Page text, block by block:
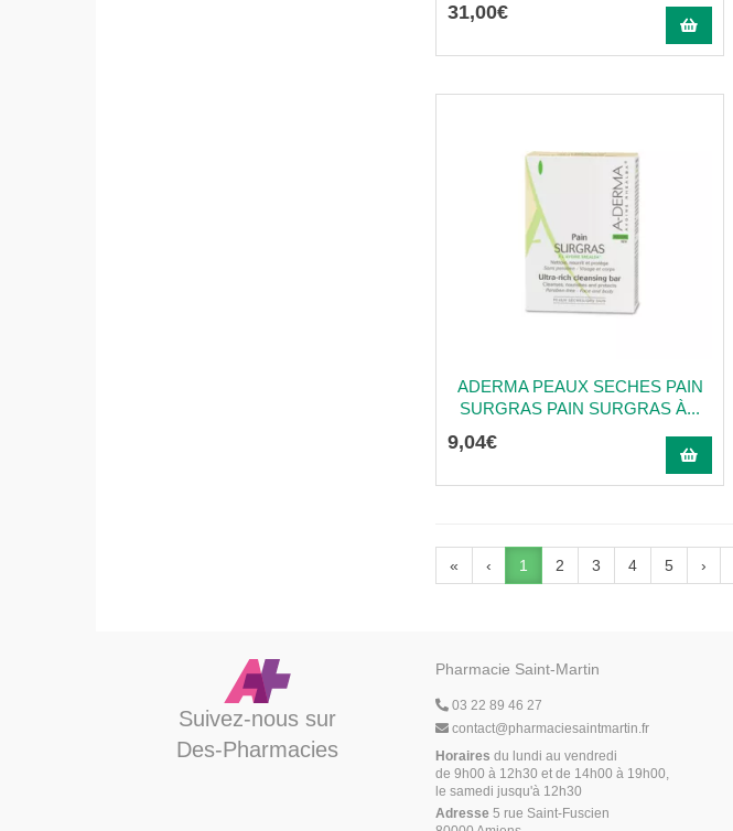
31,00€
ADERMA PEAUX SECHES PAIN
SURGRAS PAIN SURGRAS À...
9,04€
« ‹ 1 2 3 4 5 ›
Suivez-nous sur
Des-Pharmacies
Pharmacie Saint-Martin
03 22 89 46 27
contact@pharmaciesaintmartin.fr
Horaires du lundi au vendredi
de 9h00 à 12h30 et de 14h00 à 19h00,
le samedi jusqu'à 12h30
Adresse5 rue Saint-Fuscien